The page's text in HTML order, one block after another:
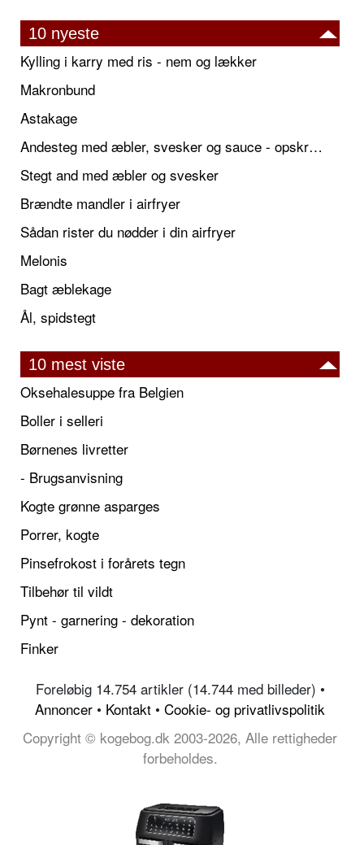
10 nyeste
Kylling i karry med ris - nem og lækker
Makronbund
Astakage
Andesteg med æbler, svesker og sauce - opskrift også til jul
Stegt and med æbler og svesker
Brændte mandler i airfryer
Sådan rister du nødder i din airfryer
Melonis
Bagt æblekage
Ål, spidstegt
10 mest viste
Oksehalesuppe fra Belgien
Boller i selleri
Børnenes livretter
- Brugsanvisning
Kogte grønne asparges
Porrer, kogte
Pinsefrokost i forårets tegn
Tilbehør til vildt
Pynt - garnering - dekoration
Finker
Foreløbig 14.754 artikler (14.744 med billeder) •
Annoncer • Kontakt • Cookie- og privatlivspolitik
Copyright © kogebog.dk 2003-2026, Alle rettigheder
forbeholdes.